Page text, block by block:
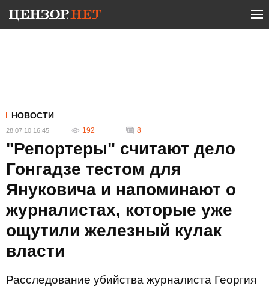
НОВОСТИ
28.07.10 16:45 192 8
"Репортеры" считают дело
Гонгадзе тестом для
Януковича и напоминают о
журналистах, которые уже
ощутили железный кулак
власти
Расследование убийства журналиста Георгия